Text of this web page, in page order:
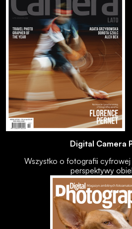
Digital Camera
Wszystko o fotografii
perspektywy